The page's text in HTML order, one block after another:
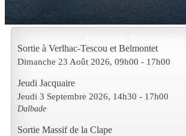
Sortie à Verlhac-Tescou et Belmontet
Dimanche 23 Août 2026, 09h00 - 17h00
Jeudi Jacquaire
Jeudi 3 Septembre 2026, 14h30 - 17h00
Dalbade
Sortie Massif de la Clape